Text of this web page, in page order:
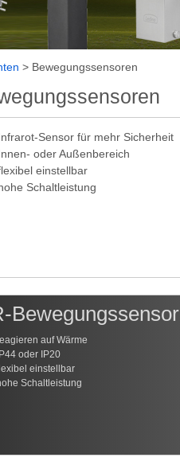
> Bewegungssensoren
Sensor für mehr Sicherheit
oder Außenbereich
einstellbar
Schaltleistung
Bewegungssensor
auf Wärme
IP44 oder IP20
einstellbar
Schaltleistung